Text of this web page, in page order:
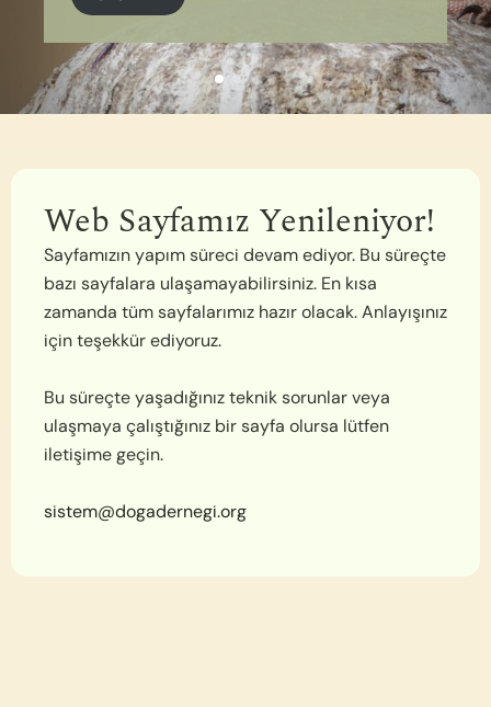
Web Sayfamız Yenileniyor!
Sayfamızın yapım süreci devam ediyor. Bu süreçte
bazı sayfalara ulaşamayabilirsiniz. En kısa
zamanda tüm sayfalarımız hazır olacak. Anlayışınız
için teşekkür ediyoruz.
Bu süreçte yaşadığınız teknik sorunlar veya
ulaşmaya çalıştığınız bir sayfa olursa lütfen
iletişime geçin.
sistem@dogadernegi.org